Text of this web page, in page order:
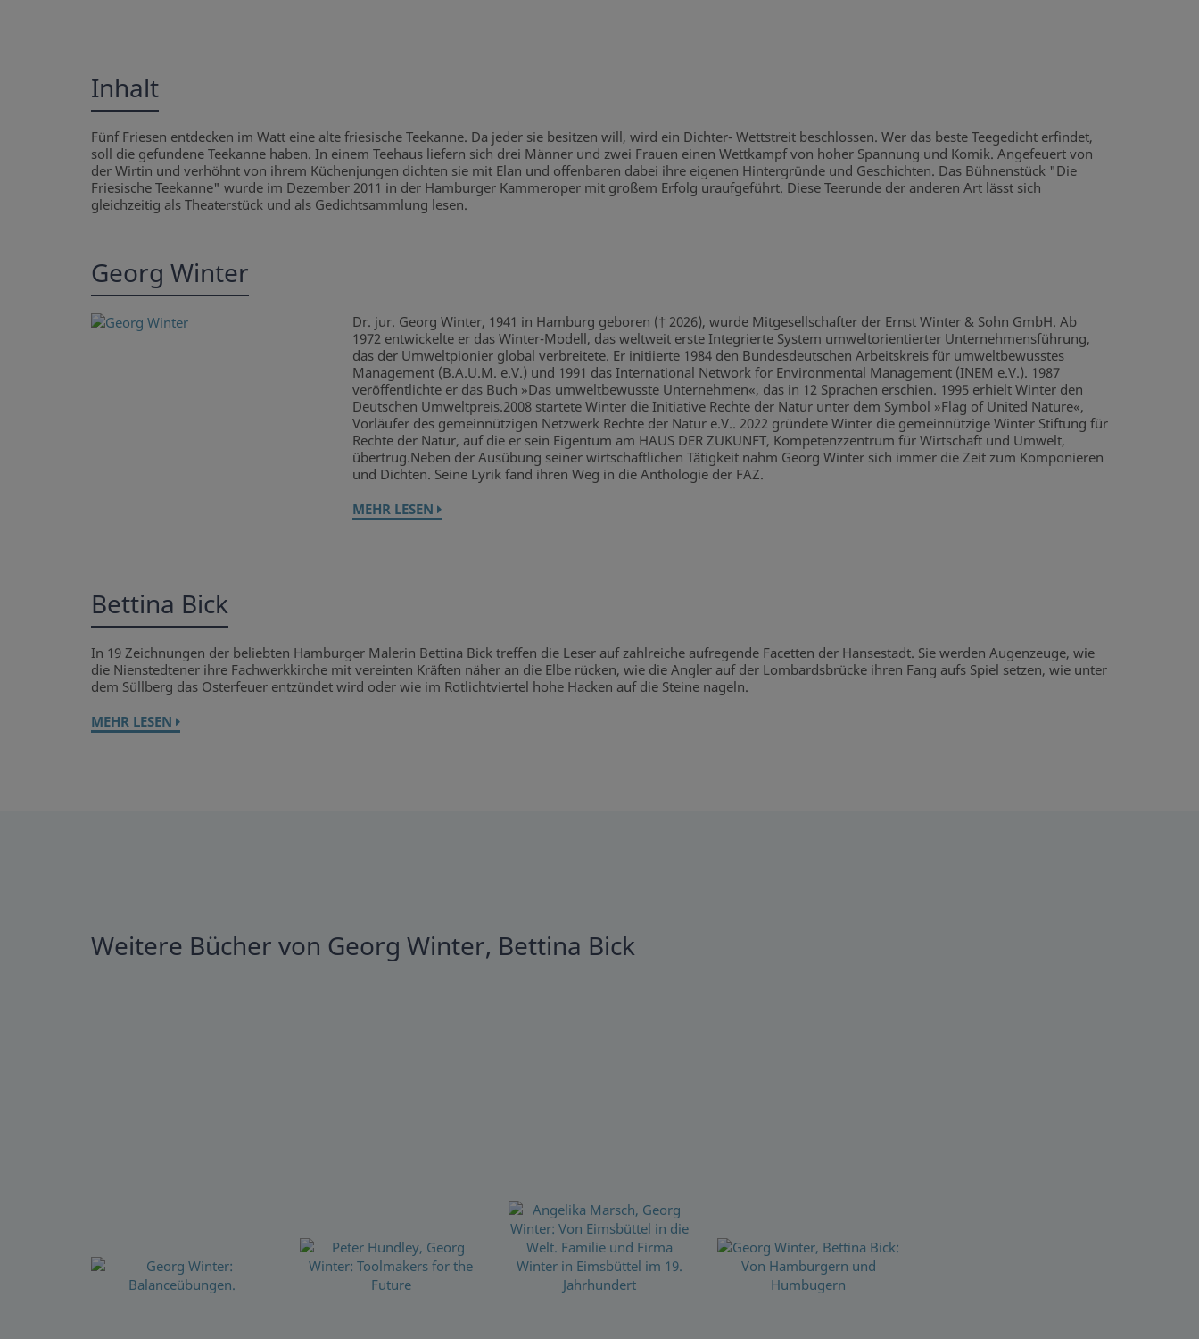
Inhalt
Fünf Friesen entdecken im Watt eine alte friesische Teekanne. Da jeder sie besitzen will, wird ein Dichter- Wettstreit beschlossen. Wer das beste Teegedicht erfindet,
soll die gefundene Teekanne haben. In einem Teehaus liefern sich drei Männer und zwei Frauen einen Wettkampf von hoher Spannung und Komik. Angefeuert von
der Wirtin und verhöhnt von ihrem Küchenjungen dichten sie mit Elan und offenbaren dabei ihre eigenen Hintergründe und Geschichten. Das Bühnenstück "Die
Friesische Teekanne" wurde im Dezember 2011 in der Hamburger Kammeroper mit großem Erfolg uraufgeführt. Diese Teerunde der anderen Art lässt sich
gleichzeitig als Theaterstück und als Gedichtsammlung lesen.
Georg Winter
Dr. jur. Georg Winter, 1941 in Hamburg geboren († 2026), wurde Mitgesellschafter der Ernst Winter & Sohn GmbH. Ab
1972 entwickelte er das Winter-Modell, das weltweit erste Integrierte System umweltorientierter Unternehmensführung,
das der Umweltpionier global verbreitete. Er initiierte 1984 den Bundesdeutschen Arbeitskreis für umweltbewusstes
Management (B.A.U.M. e.V.) und 1991 das International Network for Environmental Management (INEM e.V.). 1987
veröffentlichte er das Buch »Das umweltbewusste Unternehmen«, das in 12 Sprachen erschien. 1995 erhielt Winter den
Deutschen Umweltpreis.2008 startete Winter die Initiative Rechte der Natur unter dem Symbol »Flag of United Nature«,
Vorläufer des gemeinnützigen Netzwerk Rechte der Natur e.V.. 2022 gründete Winter die gemeinnützige Winter Stiftung für
Rechte der Natur, auf die er sein Eigentum am HAUS DER ZUKUNFT, Kompetenzzentrum für Wirtschaft und Umwelt,
übertrug.Neben der Ausübung seiner wirtschaftlichen Tätigkeit nahm Georg Winter sich immer die Zeit zum Komponieren
und Dichten. Seine Lyrik fand ihren Weg in die Anthologie der FAZ.
MEHR LESEN
Bettina Bick
In 19 Zeichnungen der beliebten Hamburger Malerin Bettina Bick treffen die Leser auf zahlreiche aufregende Facetten der Hansestadt. Sie werden Augenzeuge, wie
die Nienstedtener ihre Fachwerkkirche mit vereinten Kräften näher an die Elbe rücken, wie die Angler auf der Lombardsbrücke ihren Fang aufs Spiel setzen, wie unter
dem Süllberg das Osterfeuer entzündet wird oder wie im Rotlichtviertel hohe Hacken auf die Steine nageln.
MEHR LESEN
Weitere Bücher von Georg Winter, Bettina Bick